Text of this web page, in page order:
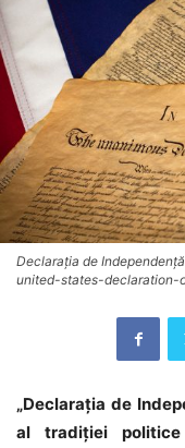
Declarația de
united-states-
„Declarația de
al tradiției politice